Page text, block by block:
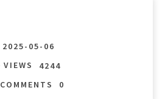
2025-05-06
VIEWS
4244
COMMENTS
0